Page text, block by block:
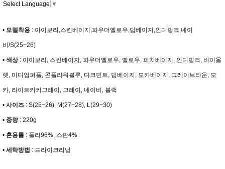
Select Language ▼
• 모델착용 : 아이보리,스킨베이지,파우더옐로우,딥베이지,인디핑크,네이
비/S(25~26)
• 색상: 아이보리, 스킨베이지, 파우더옐로우, 옐로우, 피치베이지, 인디핑크, 바이올
렛, 미디엄퍼플, 콘플라워블루, 다크민트, 딥베이지, 모카베이지, 그레이브라운, 모
카, 라이트카키그레이, 그레이, 네이비, 블랙
• 사이즈 : S(25~26), M(27~28), L(29~30)
• 중량: 220g
• 혼용률 : 폴리96%, 스판4%
• 세탁방법 : 드라이크리닝